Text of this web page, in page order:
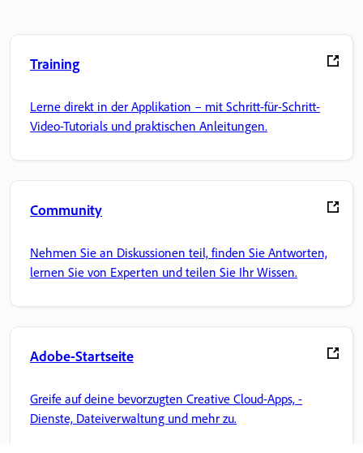
Training
Lerne direkt in der Applikation – mit Schritt-für-Schritt-
Video-Tutorials und praktischen Anleitungen.
Community
Nehmen Sie an Diskussionen teil, finden Sie Antworten,
lernen Sie von Experten und teilen Sie Ihr Wissen.
Adobe-Startseite
Greife auf deine bevorzugten Creative Cloud-Apps, -
Dienste, Dateiverwaltung und mehr zu.